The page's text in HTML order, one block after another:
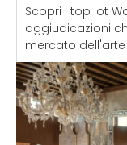
Scopri i top lot
aggiudicazioni
mercato